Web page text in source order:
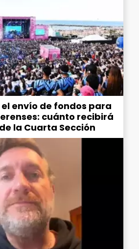
envío de fondos para
cuánto recibirá
la Cuarta Sección